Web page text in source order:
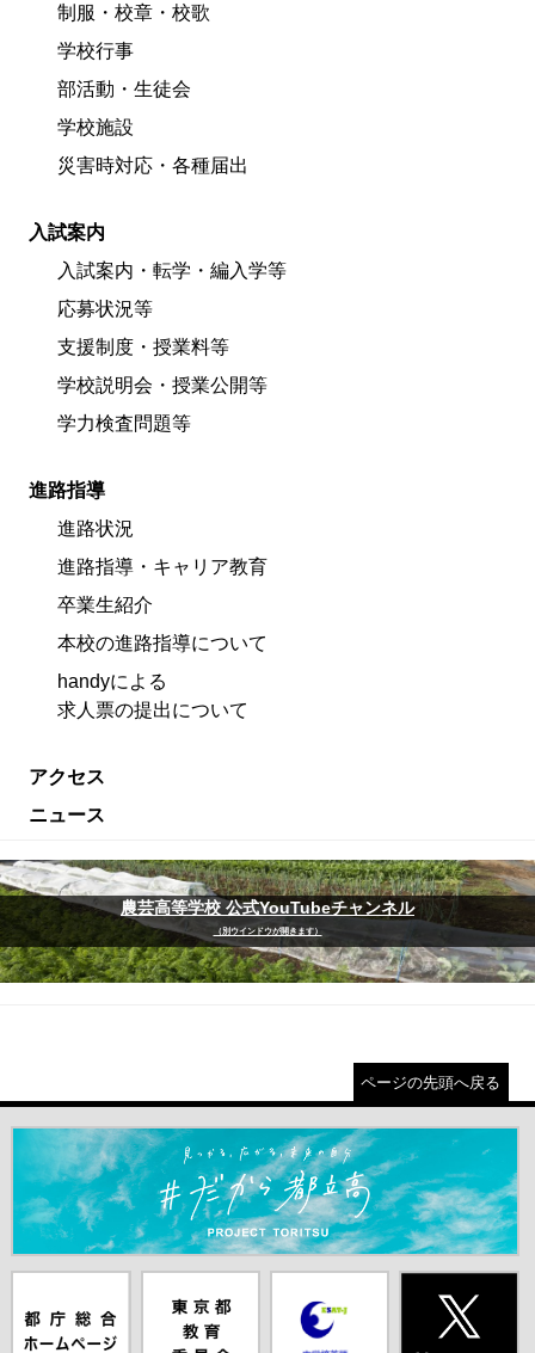
制服・校章・校歌
学校行事
部活動・生徒会
学校施設
災害時対応・各種届出
入試案内
入試案内・転学・編入学等
応募状況等
支援制度・授業料等
学校説明会・授業公開等
学力検査問題等
進路指導
進路状況
進路指導・キャリア教育
卒業生紹介
本校の進路指導について
handyによる
求人票の提出について
アクセス
ニュース
農芸高等学校 公式YouTubeチャンネル
（別ウインドウが開きます）
ページの先頭へ戻る
＃だから都立高（別ウインドウが開きます）
ムページ（別
ウインドウが
員会（別ウイ
ンドウが開き
ピーキングテ
スト（別ウイ
（別ウインド
ウが開きま